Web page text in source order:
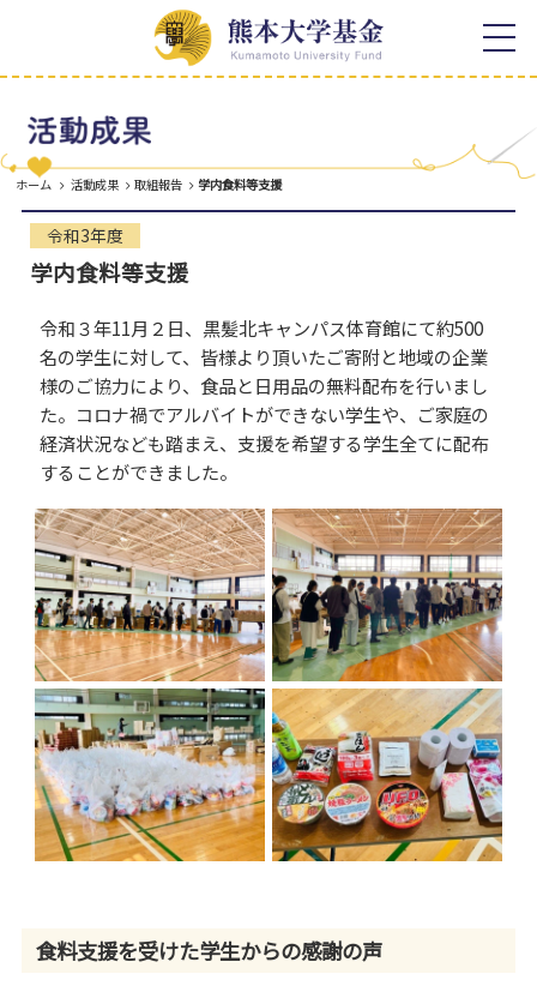
ホーム 活動成果 取組報告 学内食料等支援
令和3年度
学内食料等支援
令和３年11月２日、黒髪北キャンパス体育館にて約500
名の学生に対して、皆様より頂いたご寄附と地域の企業
様のご協力により、食品と日用品の無料配布を行いまし
た。コロナ禍でアルバイトができない学生や、ご家庭の
経済状況なども踏まえ、支援を希望する学生全てに配布
することができました。
食料支援を受けた学生からの感謝の声
お知らせ
熊本大学基金について
学長メッセージ
熊本大学基金の概要
寄附のご案内
熊本大学各学部等同窓会との
連携
寄附の種類
使途を特定しない寄附
使途を特定する寄附
冠基金
遺贈による寄附
古本による寄附
クラウドファンディング
寄附の方法
WEB申込によるご寄附
クレジットカードによるご寄
附
専用払込用紙によるご寄附
寄附の特典
寄附者様への顕彰
活動成果
感謝の声
年間報告書
よくある質問
プライバシーポリシー
サイトマップ